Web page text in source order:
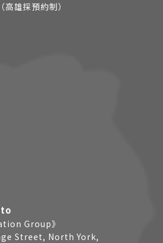
雄採預約制）
Group》
Street, North York,